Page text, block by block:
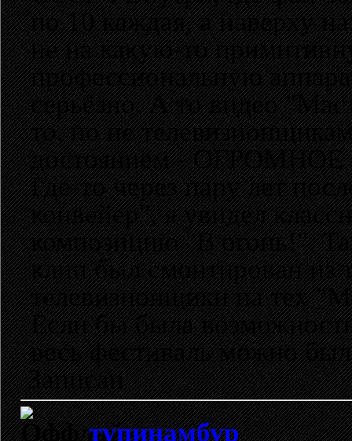
по 10 каждая, а наверху
не на какую-то
профессиональную
серьёзно. А то видео
то, но не
достоянием -
Где-то через пару лет
конвейер", я увидел
композицию "В огонь!".
клип был смонтирован из
телевизионщики на тех
Если бы была
весь фестиваль можно
Записан
тупинамбур